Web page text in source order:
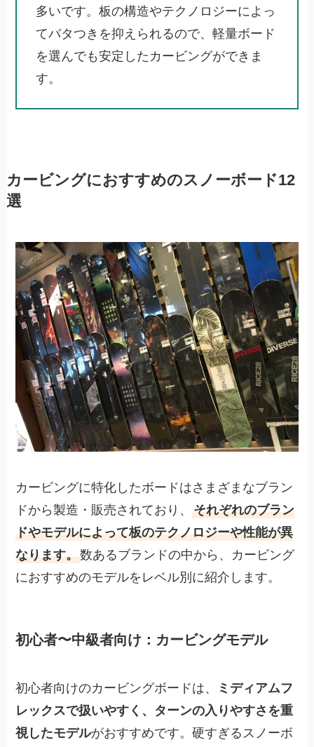
多いです。板の構造やテクノロジーによっ
てバタつきを抑えられるので、軽量ボード
を選んでも安定したカービングができま
す。
カービングにおすすめのスノーボード12
選
カービングに特化したボードはさまざまなブラン
ドから製造・販売されており、それぞれのブラン
ドやモデルによって板のテクノロジーや性能が異
なります。数あるブランドの中から、カービング
におすすめのモデルをレベル別に紹介します。
初心者〜中級者向け：カービングモデル
初心者向けのカービングボードは、
ミディアムフ
レックスで扱いやすく、ターンの入りやすさを重
視したモデルがおすすめです。硬すぎるスノーボ